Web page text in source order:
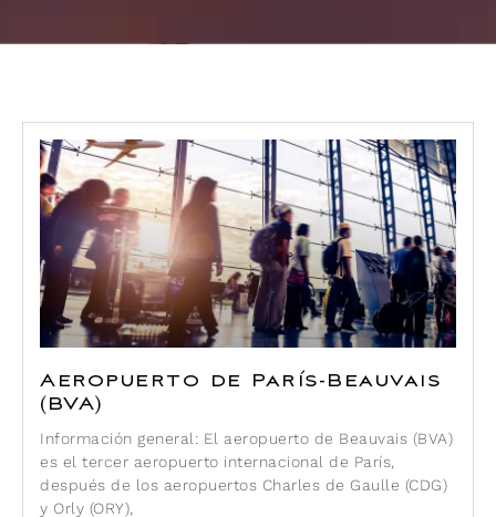
Aeropuerto de París-Beauvais
(BVA)
Información general: El aeropuerto de Beauvais (BVA)
es el tercer aeropuerto internacional de París,
después de los aeropuertos Charles de Gaulle (CDG)
y Orly (ORY),